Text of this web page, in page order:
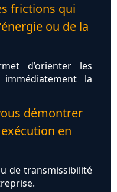
frictions qui
ou de la
d’orienter les
la
démontrer
en
de transmissibilité